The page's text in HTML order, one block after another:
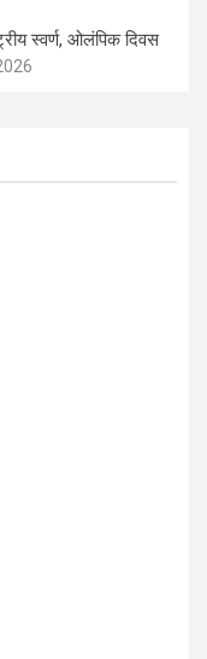
स्वर्ण, ओलंपिक दिवस